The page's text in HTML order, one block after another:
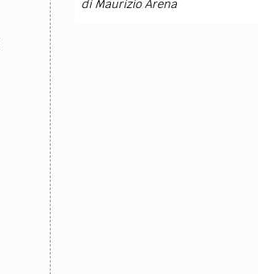
diMaurizio Arena